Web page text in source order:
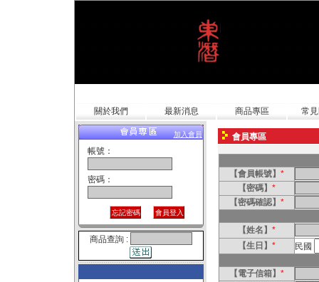
關於我們 最新消息 商品專區 常
加入會員
帳號：
密碼：
商品查詢 :
會員專區
【會員帳號】 *
【密碼】 *
【密碼確認】 *
【姓名】 *
【生日】 * 民國
【電子信箱】 *